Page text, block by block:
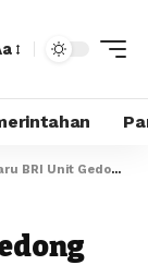
Baru untuk Tingkatkan Kenyamanan Bagi Nasabah